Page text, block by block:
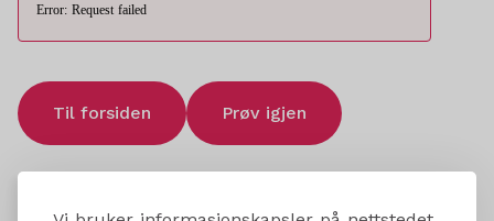
Error: Request failed
Til forsiden Prøv igjen